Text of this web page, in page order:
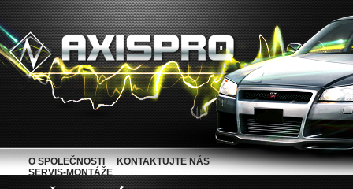
O SPOLEČNOSTI
KONTAKTUJTE NÁS
SERVIS-MONTÁŽE